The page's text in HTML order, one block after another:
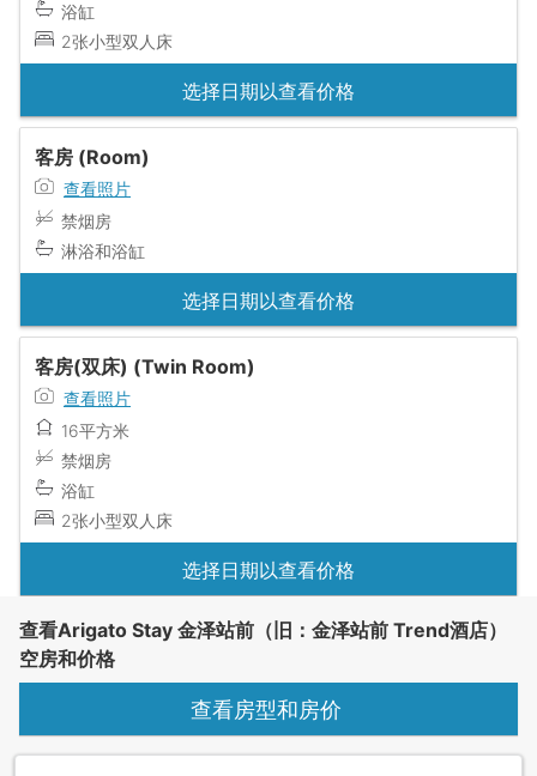
浴缸
2张小型双人床
选择日期以查看价格
客房 (Room)
查看照片
禁烟房
淋浴和浴缸
选择日期以查看价格
客房(双床) (Twin Room)
查看照片
16平方米
禁烟房
浴缸
2张小型双人床
选择日期以查看价格
查看Arigato Stay 金泽站前（旧：金泽站前 Trend酒店）
空房和价格
查看房型和房价